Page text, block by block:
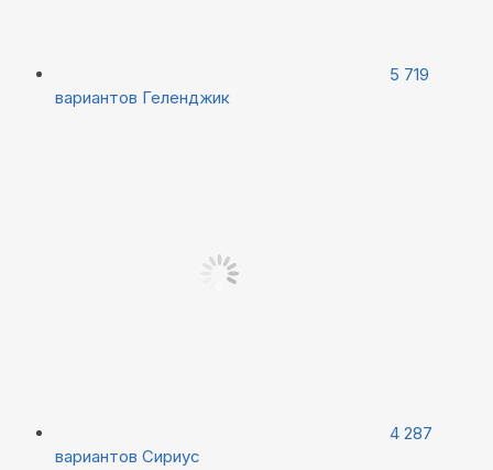
5 719
вариантов Геленджик
4 287
вариантов Сириус